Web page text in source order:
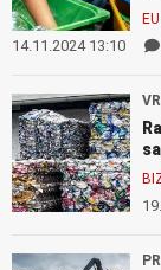
EU
14.11.2024 13:10